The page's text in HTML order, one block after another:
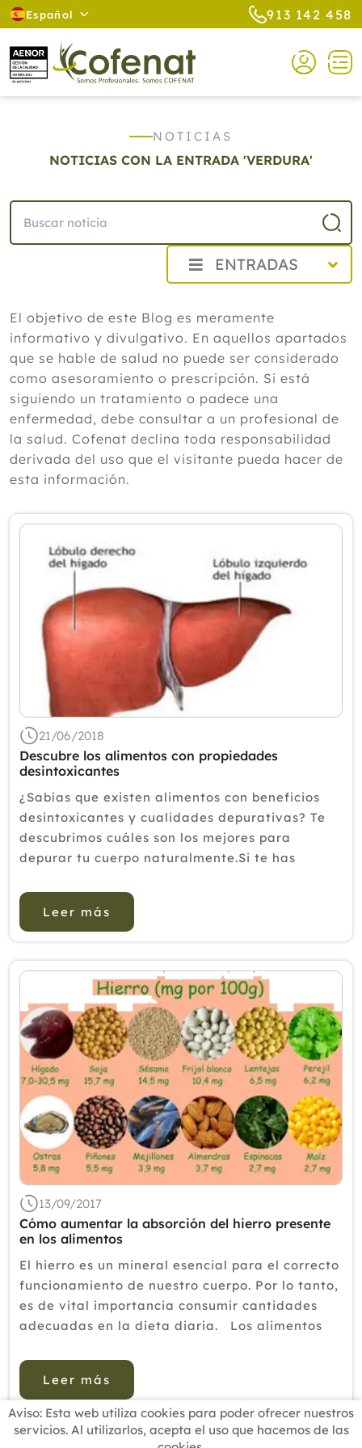
Español 913 142 458
NOTICIAS
NOTICIAS CON LA ENTRADA 'VERDURA'
ENTRADAS
Agosto
Cistitis en verano: cinco remedios
naturales para aliviar los síntomas,
según un experto
Julio
Junio
Mayo
Marzo
Enero
2024
2023
2021
2019
2018
2017
2016
2015
2014
2013
2012
El objetivo de este Blog es meramente
informativo y divulgativo. En aquellos apartados
que se hable de salud no puede ser considerado
como asesoramiento o prescripción. Si está
siguiendo un tratamiento o padece una
enfermedad, debe consultar a un profesional de
la salud. Cofenat declina toda responsabilidad
derivada del uso que el visitante pueda hacer de
esta información.
21/06/2018
Descubre los alimentos con propiedades
desintoxicantes
¿Sabías que existen alimentos con beneficios
desintoxicantes y cualidades depurativas? Te
descubrimos cuáles son los mejores para
depurar tu cuerpo naturalmente.Si te has
acumuladas durante fiestas, comidas,
vacaciones, a continuación fac...
Leer más
13/09/2017
Cómo aumentar la absorción del hierro presente
en los alimentos
El hierro es un mineral esencial para el correcto
funcionamiento de nuestro cuerpo. Por lo tanto,
es de vital importancia consumir cantidades
adecuadas en la dieta diaria. Los alimentos
cantidad de hierro que consumimos, sino
tambi&eacu...
Leer más
Aviso: Esta web utiliza cookies para poder ofrecer nuestros
servicios. Al utilizarlos, acepta el uso que hacemos de las